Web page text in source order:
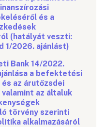
és a
(hatályát veszti:
1/2026. ajánlást)
Bank 14/2022.
a befektetési
az árutőzsdei
az általuk
törvény szerinti
alkalmazásáról